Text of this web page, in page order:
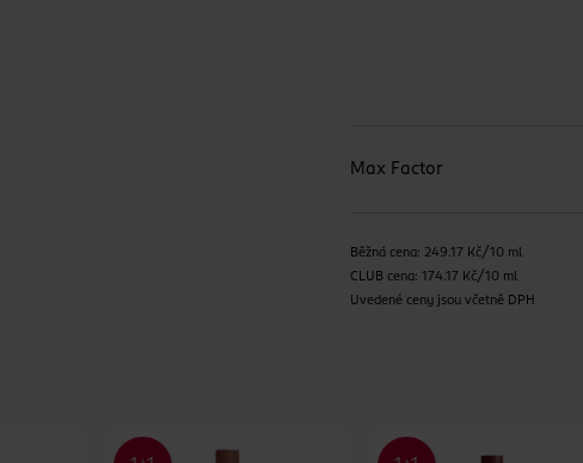
Max Factor
Běžná cena: 249.17 Kč/10 ml
CLUB cena: 174.17 Kč/10 ml
Uvedené ceny jsou včetně DPH